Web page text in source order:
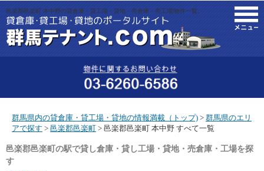
邑楽郡邑楽町 本中野の貸倉庫・貸工場・貸地・売倉庫・売工場|物件一覧。
群馬県内の貸倉庫・貸工場・貸地の情報満載（トップ) > 群馬県のエリ
アで探す > 邑楽郡邑楽町 > 邑楽郡邑楽町 本中野 すべて一覧
邑楽郡邑楽町の駅で貸し倉庫・貸し工場・貸地・売倉庫・工場を探
す